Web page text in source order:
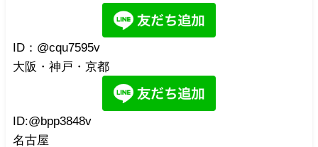
ID：@cqu7595v
大阪・神戸・京都
ID:@bpp3848v
名古屋